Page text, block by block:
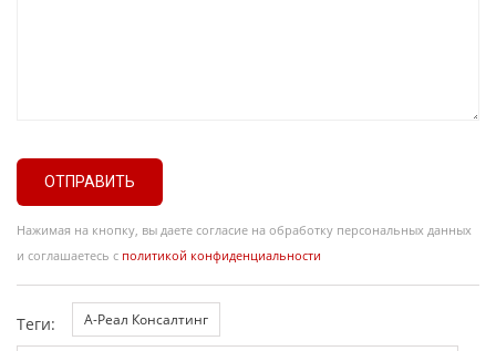
ОТПРАВИТЬ
Нажимая на кнопку, вы даете согласие на обработку персональных данных
и соглашаетесь с политикой конфиденциальности
Теги: А-Реал Консалтинг